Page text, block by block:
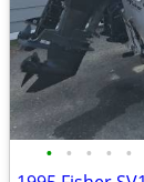
• • • • •